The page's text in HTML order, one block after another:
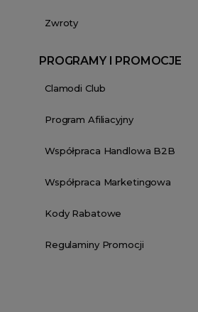
Zwroty
PROGRAMY I PROMOCJE
Clamodi Club
Program Afiliacyjny
Współpraca Handlowa B2B
Współpraca Marketingowa
Kody Rabatowe
Regulaminy Promocji